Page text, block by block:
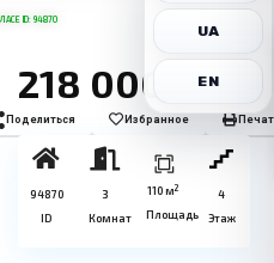
UA
EN
ID: 94870
218 000€
Поделиться Избранное
94870
ID
3
Комнат
110 м2
Площадь
4
Этаж